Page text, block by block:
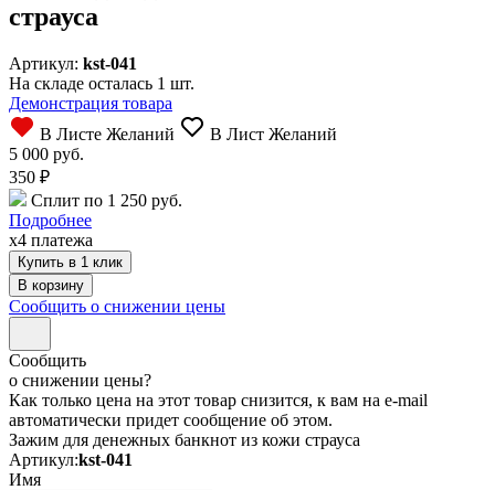
страуса
Артикул: kst-041
На складе осталась 1 шт.
Демонстрация товара
В Листе Желаний
В Лист Желаний
5 000 руб.
350 ₽
Сплит по 1 250 руб.
Подробнее
x4 платежа
Купить в 1 клик
Сообщить о снижении цены
Сообщить
о снижении цены?
Как только цена на этот товар снизится, к вам на e-mail
автоматически придет сообщение об этом.
Зажим для денежных банкнот из кожи страуса
Артикул:kst-041
Имя